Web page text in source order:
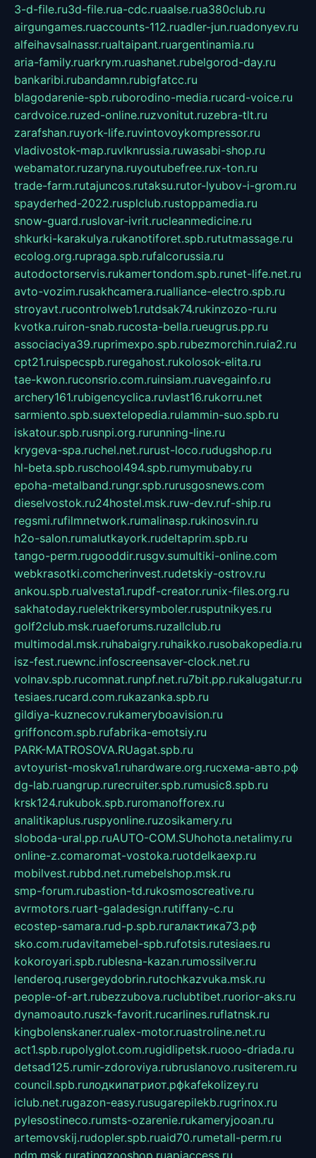
3-d-file.ru3d-file.rua-cdc.ruaalse.rua380club.ru
airgungames.ruaccounts-112.ruadler-jun.ruadonyev.ru
alfeihavsalnassr.rualtaipant.ruargentinamia.ru
aria-family.ruarkrym.ruashanet.rubelgorod-day.ru
bankaribi.rubandamn.rubigfatcc.ru
blagodarenie-spb.ruborodino-media.rucard-voice.ru
cardvoice.ruzed-online.ruzvonitut.ruzebra-tlt.ru
zarafshan.ruyork-life.ruvintovoykompressor.ru
vladivostok-map.ruvlknrussia.ruwasabi-shop.ru
webamator.ruzaryna.ruyoutubefree.rux-ton.ru
trade-farm.rutajuncos.rutaksu.rutor-lyubov-i-grom.ru
spayderhed-2022.rusplclub.rustoppamedia.ru
snow-guard.ruslovar-ivrit.rucleanmedicine.ru
shkurki-karakulya.rukanotiforet.spb.rututmassage.ru
ecolog.org.rupraga.spb.rufalcorussia.ru
autodoctorservis.rukamertondom.spb.runet-life.net.ru
avto-vozim.rusakhcamera.rualliance-electro.spb.ru
stroyavt.rucontrolweb1.rutdsak74.rukinzozo-ru.ru
kvotka.ruiron-snab.rucosta-bella.rueugrus.pp.ru
associaciya39.ruprimexpo.spb.rubezmorchin.ruia2.ru
cpt21.ruispecspb.ruregahost.rukolosok-elita.ru
tae-kwon.ruconsrio.com.ruinsiam.ruavegainfo.ru
archery161.rubigencyclica.ruvlast16.rukorru.net
sarmiento.spb.suextelopedia.rulammin-suo.spb.ru
iskatour.spb.rusnpi.org.rurunning-line.ru
krygeva-spa.ruchel.net.rurust-loco.rudugshop.ru
hl-beta.spb.ruschool494.spb.rumymubaby.ru
epoha-metalband.rungr.spb.rurusgosnews.com
dieselvostok.ru24hostel.msk.ruw-dev.ruf-ship.ru
regsmi.rufilmnetwork.rumalinasp.rukinosvin.ru
h2o-salon.rumalutkayork.rudeltaprim.spb.ru
tango-perm.rugooddir.rusgv.sumultiki-online.com
webkrasotki.comcherinvest.rudetskiy-ostrov.ru
ankou.spb.rualvesta1.rupdf-creator.runix-files.org.ru
sakhatoday.ruelektrikersymboler.rusputnikyes.ru
golf2club.msk.ruaeforums.ruzallclub.ru
multimodal.msk.ruhabaigry.ruhaikko.rusobakopedia.ru
isz-fest.ruewnc.infoscreensaver-clock.net.ru
volnav.spb.rucomnat.runpf.net.ru7bit.pp.rukalugatur.ru
tesiaes.rucard.com.rukazanka.spb.ru
gildiya-kuznecov.rukameryboavision.ru
griffoncom.spb.rufabrika-emotsiy.ru
PARK-MATROSOVA.RUagat.spb.ru
avtoyurist-moskva1.ruhardware.org.ruсхема-авто.рф
dg-lab.ruangrup.rurecruiter.spb.rumusic8.spb.ru
krsk124.rukubok.spb.ruromanofforex.ru
analitikaplus.ruspyonline.ruzosikamery.ru
sloboda-ural.pp.ruAUTO-COM.SUhohota.netalimy.ru
online-z.comaromat-vostoka.ruotdelkaexp.ru
mobilvest.rubbd.net.rumebelshop.msk.ru
smp-forum.rubastion-td.rukosmoscreative.ru
avrmotors.ruart-galadesign.rutiffany-c.ru
ecostep-samara.rud-p.spb.ruгалактика73.рф
sko.com.rudavitamebel-spb.rufotsis.rutesiaes.ru
kokoroyari.spb.rublesna-kazan.rumossilver.ru
lenderoq.rusergeydobrin.rutochkazvuka.msk.ru
people-of-art.rubezzubova.ruclubtibet.ruorior-aks.ru
dynamoauto.ruszk-favorit.rucarlines.ruflatnsk.ru
kingbolenskaner.rualex-motor.ruastroline.net.ru
act1.spb.rupolyglot.com.rugidlipetsk.ruooo-driada.ru
detsad125.rumir-zdoroviya.rubruslanovo.rusiterem.ru
council.spb.ruлодкипатриот.рфkafekolizey.ru
iclub.net.rugazon-easy.rusugarepilekb.rugrinox.ru
pylesostineco.rumsts-ozarenie.rukameryjooan.ru
artemovskij.rudopler.spb.ruaid70.rumetall-perm.ru